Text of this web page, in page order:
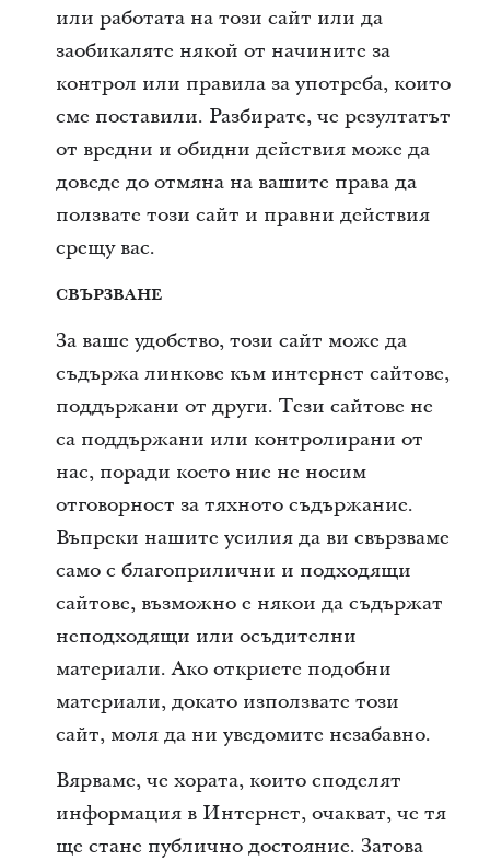
или работата на този сайт или да
заобикаляте някой от начините за
контрол или правила за употреба, които
сме поставили. Разбирате, че резултатът
от вредни и обидни действия може да
доведе до отмяна на вашите права да
ползвате този сайт и правни действия
срещу вас.
СВЪРЗВАНЕ
За ваше удобство, този сайт може да
съдържа линкове към интернет сайтове,
поддържани от други. Тези сайтове не
са поддържани или контролирани от
нас, поради което ние не носим
отговорност за тяхното съдържание.
Въпреки нашите усилия да ви свързваме
само с благоприлични и подходящи
сайтове, възможно е някои да съдържат
неподходящи или осъдителни
материали. Ако откриете подобни
материали, докато използвате този
сайт, моля да ни уведомите незабавно.
Вярваме, че хората, които споделят
информация в Интернет, очакват, че тя
ще стане публично достояние. Затова